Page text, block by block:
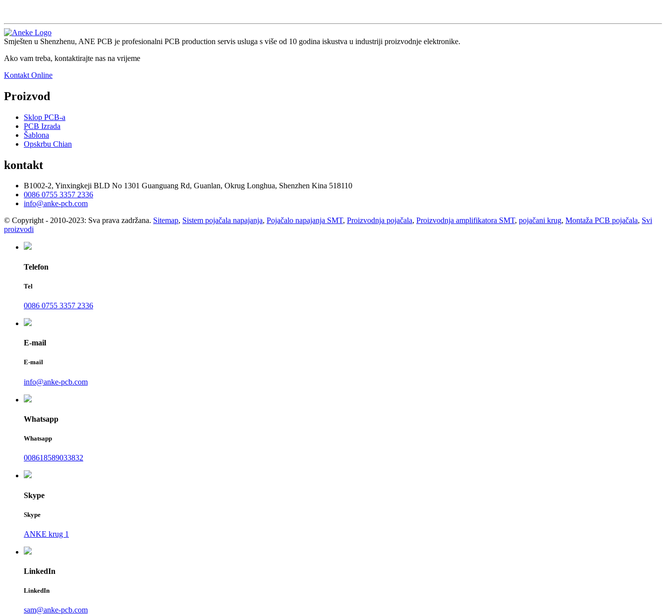
Smješten u Shenzhenu, ANE PCB je profesionalni PCB production servis usluga s više od 10 godina iskustva u industriji proizvodnje elektronike.
Ako vam treba, kontaktirajte nas na vrijeme
Kontakt Online
Proizvod
Sklop PCB-a
PCB Izrada
Šablona
Opskrbu Chian
kontakt
B1002-2, Yinxingkeji BLD No 1301 Guanguang Rd, Guanlan, Okrug Longhua, Shenzhen Kina 518110
0086 0755 3357 2336
info@anke-pcb.com
© Copyright - 2010-2023: Sva prava zadržana. Sitemap, Sistem pojačala napajanja, Pojačalo napajanja SMT, Proizvodnja pojačala, Proizvodnja amplifikatora SMT, pojačani krug, Montaža PCB pojačala, Svi
proizvodi
Telefon
Tel
0086 0755 3357 2336
E-mail
E-mail
info@anke-pcb.com
Whatsapp
Whatsapp
008618589033832
Skype
Skype
ANKE krug 1
LinkedIn
LinkedIn
sam@anke-pcb.com